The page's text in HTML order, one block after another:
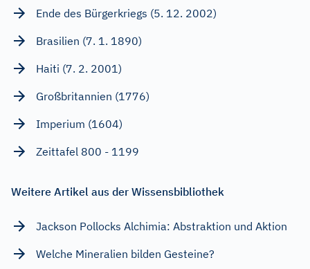
Ende des Bürgerkriegs (5. 12. 2002)
Brasilien (7. 1. 1890)
Haiti (7. 2. 2001)
Großbritannien (1776)
Imperium (1604)
Zeittafel 800 - 1199
Weitere Artikel aus der Wissensbibliothek
Jackson Pollocks Alchimia: Abstraktion und Aktion
Welche Mineralien bilden Gesteine?